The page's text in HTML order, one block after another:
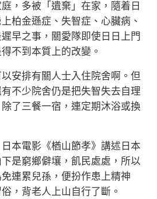
，多被「遺棄」在家，隨着日
柏金遜症、失智症、心臟病、
早之事，關愛隊即使日日上門
不到本質上的改變。
排有關人士入住院舍啊。但
不少院舍仍是把失智失去自理
了三餐一宿，連定期沐浴或換
電影《楢山節孝》講述日本
是窮鄉僻壤，飢民處處，所以
連累兒孫，便扮作患上精神
，背老人上山自行了斷。